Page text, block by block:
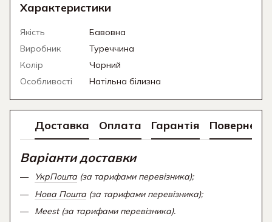
Характеристики
Якість
Бавовна
Виробник
Туреччина
Колір
Чорний
Особливості
Натільна білизна
Доставка Оплата Гарантія
Варіанти доставки
УкрПошта (за тарифами перевізника);
Нова Пошта (за тарифами перевізника);
Meest (за тарифами перевізника).